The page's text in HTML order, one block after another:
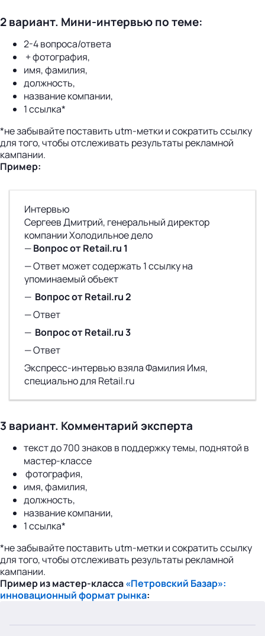
2 вариант. Мини-интервью по теме:
2-4 вопроса/ответа
+ фотография,
имя, фамилия,
должность,
название компании,
1 ссылка*
*не забывайте поставить utm-метки и сократить ссылку
для того, чтобы отслеживать результаты рекламной
кампании.
Пример:
Интервью
Сергеев Дмитрий, генеральный директор
компании Холодильное дело
—Вопрос от Retail.ru 1
— Ответ может содержать 1 ссылку на
упоминаемый объект
— Вопрос от Retail.ru 2
— Ответ
— Вопрос от Retail.ru 3
— Ответ
Экспресс-интервью взяла Фамилия Имя,
специально для Retail.ru
3 вариант. Комментарий эксперта
текст до 700 знаков в поддержку темы, поднятой в
мастер-классе
фотография,
имя, фамилия,
должность,
название компании,
1 ссылка*
*не забывайте поставить utm-метки и сократить ссылку
для того, чтобы отслеживать результаты рекламной
кампании.
Пример из мастер-класса«Петровcкий Базар»:
инновационный формат рынка: